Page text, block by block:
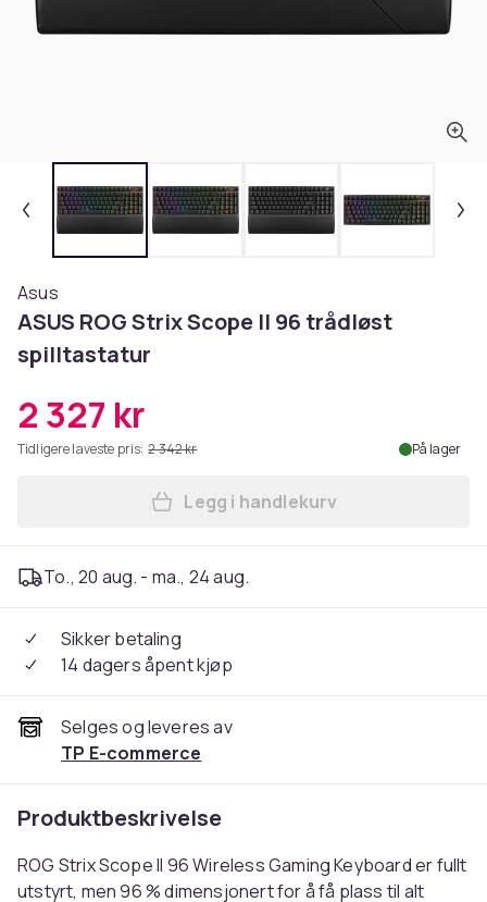
Asus
ASUS ROG Strix Scope II 96 trådløst
spilltastatur
2 327 kr
Tidligere laveste pris: 2 342 kr På lager
Legg ASUS ROG Strix
Legg i handlekurv
To., 20 aug. - ma., 24 aug.
Sikker betaling
14 dagers åpent kjøp
Selges og leveres av
TP E-commerce
Produktbeskrivelse
ROG Strix Scope II 96 Wireless Gaming Keyboard er fullt
utstyrt, men 96 % dimensjonert for å få plass til alt